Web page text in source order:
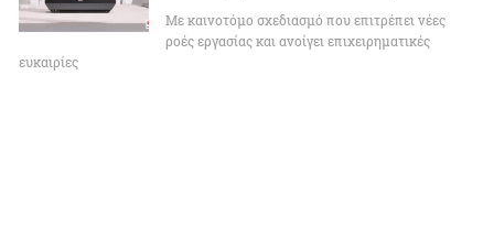
Με καινοτόμο σχεδιασμό που επιτρέπει νέες
ροές εργασίας και ανοίγει επιχειρηματικές
ευκαιρίες